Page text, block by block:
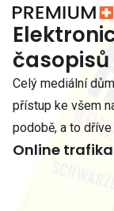
časopisů
Celý mediální
přístup ke všem
podobě, a to dříve
Online